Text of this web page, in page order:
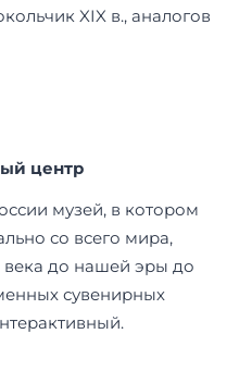
XIX в., аналогов
центр
музей, в котором
со всего мира,
до нашей эры до
сувенирных